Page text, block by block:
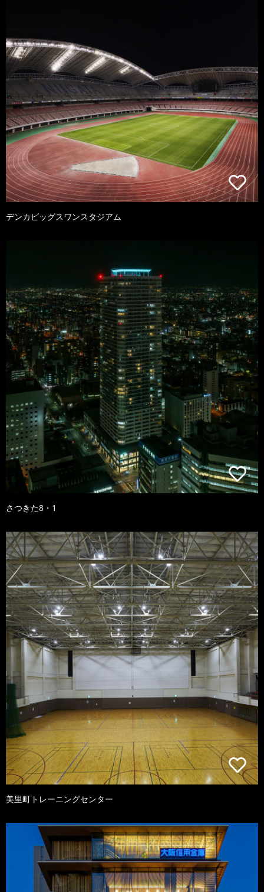
デンカビッグスワンスタジアム
さつきた8・1
美里町トレーニングセンター